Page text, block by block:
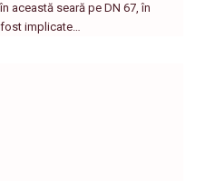
această seară pe DN 67, în
fost implicate…